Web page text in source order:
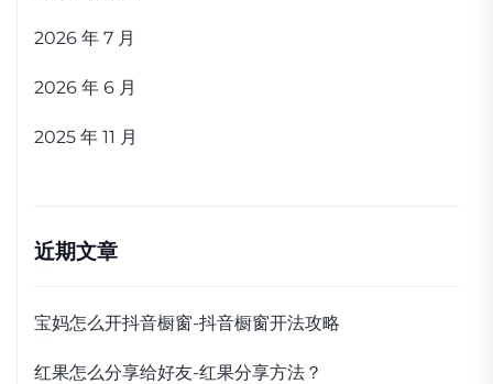
2026 年 7 月
2026 年 6 月
2025 年 11 月
近期文章
宝妈怎么开抖音橱窗-抖音橱窗开法攻略
红果怎么分享给好友-红果分享方法？